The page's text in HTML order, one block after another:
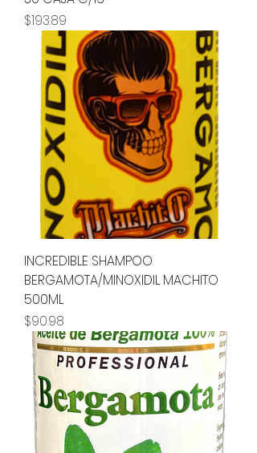
Precio
$193.89
INCREDIBLE SHAMPOO
BERGAMOTA/MINOXIDIL MACHITO
500ML
Precio
$90.98